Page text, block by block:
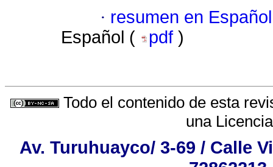
· resumen en Español
Español (
pdf )
Todo el contenido de esta
una
Av. Turuhuayco/ 3-69 / Calle